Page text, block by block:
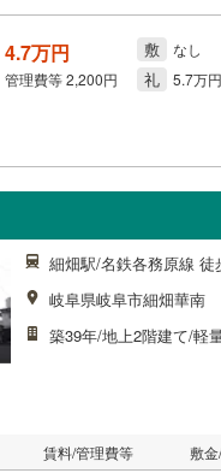
4.7万円
管理費等2,200円
敷 なし
礼 5.7万円
細畑駅/名鉄各務原線 徒
岐阜県岐阜市細畑華南
築39年/地上2階建て/軽
賃料/管理費等 敷